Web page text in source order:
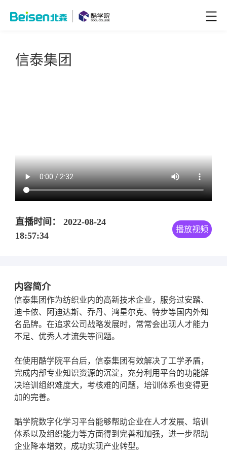
信泰集团
直播时间： 2022-08-24
18:57:34
播放视频
内容简介
信泰集团作为纺织业内的高新技术企业，服务过安踏、
迪卡侬、阿迪达斯、乔丹、鸿星尔克、特步等国内外知
名品牌。在追求公司战略发展时，常常会出现人才能力
不足、优秀人才流失等问题。
在使用酷学院平台后，信泰集团有效解决了工学矛盾，
完成内部专业知识资源的沉淀，充分利用平台的功能解
决培训组织难度大，考核难的问题，培训体系也变得更
加的完善。
酷学院数字化学习平台能够帮助企业在人才发展、培训
体系以及组织能力等方面得到完善和加强，进一步帮助
企业降本增效，成功实现产业转型。